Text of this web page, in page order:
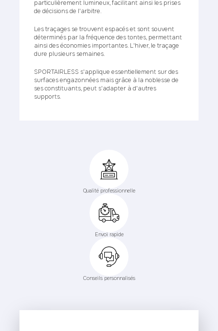
particulièrement lumineux, facilitant ainsi les prises
de décisions de l'arbitre.
Les traçages se trouvent espacés et sont souvent
déterminés par la fréquence des tontes, permettant
ainsi des économies importantes. L'hiver, le traçage
dure plusieurs semaines.
SPORTAIRLESS s'applique essentiellement sur des
surfaces engazonnées mais grâce à la noblesse de
ses constituants, peut s'adapter à d'autres
supports.
Qualité professionnelle
Envoi rapide
Conseils personnalisés